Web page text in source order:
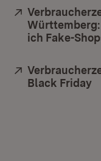
Extern:
ich Fake-
Extern:
Black Friday